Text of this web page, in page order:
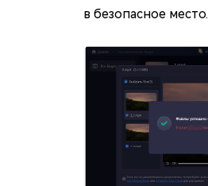
в безопасное место.